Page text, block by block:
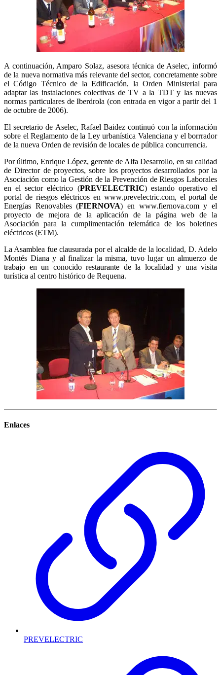
A continuación, Amparo Solaz, asesora técnica de Aselec, informó
de la nueva normativa más relevante del sector, concretamente sobre
el Código Técnico de la Edificación, la Orden Ministerial para
adaptar las instalaciones colectivas de TV a la TDT y las nuevas
normas particulares de Iberdrola (con entrada en vigor a partir del 1
de octubre de 2006).
El secretario de Aselec, Rafael Baidez continuó con la información
sobre el Reglamento de la Ley urbanística Valenciana y el borrrador
de la nueva Orden de revisión de locales de pública concurrencia.
Por último, Enrique López, gerente de Alfa Desarrollo, en su calidad
de Director de proyectos, sobre los proyectos desarrollados por la
Asociación como la Gestión de la Prevención de Riesgos Laborales
en el sector eléctrico (PREVELECTRIC) estando operativo el
portal de riesgos eléctricos en www.prevelectric.com, el portal de
Energías Renovables (FIERNOVA) en www.fiernova.com y el
proyecto de mejora de la aplicación de la página web de la
Asociación para la cumplimentación telemática de los boletines
eléctricos (ETM).
La Asamblea fue clausurada por el alcalde de la localidad, D. Adelo
Montés Diana y al finalizar la misma, tuvo lugar un almuerzo de
trabajo en un conocido restaurante de la localidad y una visita
turística al centro histórico de Requena.
Enlaces
PREVELECTRIC